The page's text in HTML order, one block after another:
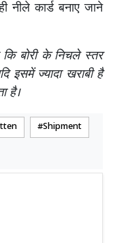
नीले कार्ड बनाए जाने
बोरी के निचले स्तर
ज्यादा खराबी है
है।
Shipment